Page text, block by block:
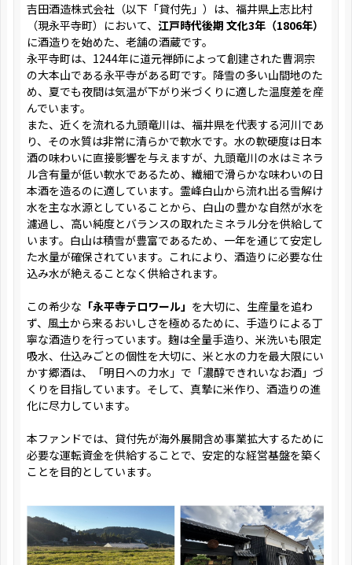
吉田酒造株式会社（以下「貸付先」）は、福井県上志比村
（現永平寺町）において、 江戸時代後期 文化3年（1806年）
に酒造りを始めた、老舗の酒蔵です。
永平寺町は、1244年に道元禅師によって創建された曹洞宗
の大本山である永平寺がある町です。降雪の多い山間地のた
め、夏でも夜間は気温が下がり米づくりに適した温度差を産
んでいます。
また、近くを流れる九頭竜川は、福井県を代表する河川であ
り、その水質は非常に清らかで軟水です。水の軟硬度は日本
酒の味わいに直接影響を与えますが、九頭竜川の水はミネラ
ル含有量が低い軟水であるため、繊細で滑らかな味わいの日
本酒を造るのに適しています。霊峰白山から流れ出る雪解け
水を主な水源としていることから、白山の豊かな自然が水を
濾過し、高い純度とバランスの取れたミネラル分を供給して
います。白山は積雪が豊富であるため、一年を通じて安定し
た水量が確保されています。これにより、酒造りに必要な仕
込み水が絶えることなく供給されます。
この希少な 「永平寺テロワール」 を大切に、生産量を追わ
ず、風土から来るおいしさを極めるために、手造りによる丁
寧な酒造りを行っています。麹は全量手造り、米洗いも限定
吸水、仕込みごとの個性を大切に、米と水の力を最大限にい
かす郷酒は、「明日への力水」で「濃醇できれいなお酒」づ
くりを目指しています。そして、真摯に米作り、酒造りの進
化に尽力しています。
本ファンドでは、貸付先が海外展開含め事業拡大するために
必要な運転資金を供給することで、安定的な経営基盤を築く
ことを目的としています。